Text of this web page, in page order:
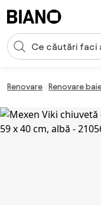
Introducerea căutării
Renovare Renovare